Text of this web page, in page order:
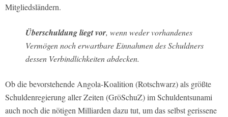
Mitgliedsländern.
Überschuldung liegt vor, wenn weder vorhandenes
Vermögen noch erwartbare Einnahmen des Schuldners
dessen Verbindlichkeiten abdecken.
Ob die bevorstehende Angola-Koalition (Rotschwarz) als größte
Schuldenregierung aller Zeiten (GröSchuZ) im Schuldentsunami
auch noch die nötigen Milliarden dazu tut, um das selbst gerissene